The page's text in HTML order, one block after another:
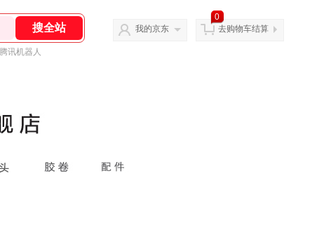
腾讯机器人
我的京东
0
去购物车结算